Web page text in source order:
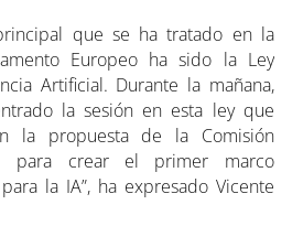
que se ha tratado en la
Europeo ha sido la Ley
Artificial. Durante la mañana,
la sesión en esta ley que
la propuesta de la Comisión
para crear el primer marco
la IA”, ha expresado Vicente